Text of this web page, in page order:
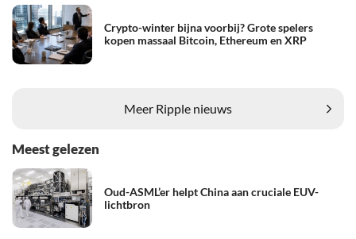
Crypto-winter bijna voorbij? Grote spelers
kopen massaal Bitcoin, Ethereum en XRP
Meer Ripple nieuws
Meest gelezen
Oud-ASML’er helpt China aan cruciale EUV-
lichtbron